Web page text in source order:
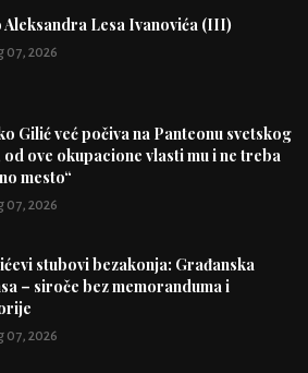
Aleksandra Lesa Ivanovića (III)
07, 2026
Gilić već počiva na Panteonu svetskog
od ove okupacione vlasti mu i ne treba
mesto“
07, 2026
stubovi bezakonja: Građanska
– siroče bez memoranduma i
07, 2026